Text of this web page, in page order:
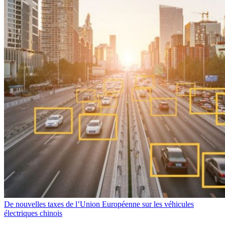
De nouvelles taxes de l’Union Européenne sur les véhicules
électriques chinois